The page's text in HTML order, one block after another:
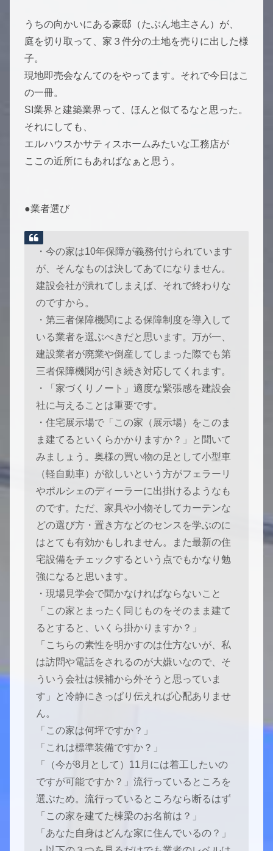
うちの向かいにある豪邸（たぶん地主さん）が、
庭を切り取って、家３件分の土地を売りに出した様
子。
現地即売会なんてのをやってます。それで今日はこ
の一冊。
SI業界と建築業界って、ほんと似てるなと思った。
それにしても、
エルハウスかサティスホームみたいな工務店が
ここの近所にもあればなぁと思う。
●業者選び
・今の家は10年保障が義務付けられています
が、そんなものは決してあてになりません。
建設会社が潰れてしまえば、それで終わりな
のですから。
・第三者保障機関による保障制度を導入して
いる業者を選ぶべきだと思います。万が一、
建設業者が廃業や倒産してしまった際でも第
三者保障機関が引き続き対応してくれます。
・「家づくりノート」適度な緊張感を建設会
社に与えることは重要です。
・住宅展示場で「この家（展示場）をこのま
ま建てるといくらかかりますか？」と聞いて
みましょう。奥様の買い物の足として小型車
（軽自動車）が欲しいという方がフェラーリ
やポルシェのディーラーに出掛けるようなも
のです。ただ、家具や小物そしてカーテンな
どの選び方・置き方などのセンスを学ぶのに
はとても有効かもしれません。また最新の住
宅設備をチェックするという点でもかなり勉
強になると思います。
・現場見学会で聞かなければならないこと
「この家とまったく同じものをそのまま建て
るとすると、いくら掛かりますか？」
「こちらの素性を明かすのは仕方ないが、私
は訪問や電話をされるのが大嫌いなので、そ
ういう会社は候補から外そうと思っていま
す」と冷静にきっぱり伝えれば心配ありませ
ん。
「この家は何坪ですか？」
「これは標準装備ですか？」
「（今が8月として）11月には着工したいの
ですが可能ですか？」流行っているところを
選ぶため。流行っているところなら断るはず
「この家を建てた棟梁のお名前は？」
「あなた自身はどんな家に住んでいるの？」